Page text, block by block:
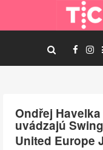
Ondřej
uvádzajú
United Europe